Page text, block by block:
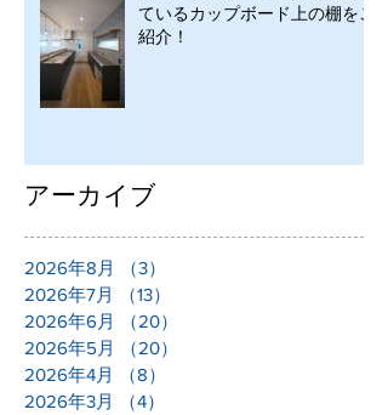
ているカップボード上の棚をご
紹介！
アーカイブ
2026年8月 （3）
2026年7月
（13）
2026年6月
（20）
2026年5月
（20）
2026年4月
（8）
2026年3月
（4）